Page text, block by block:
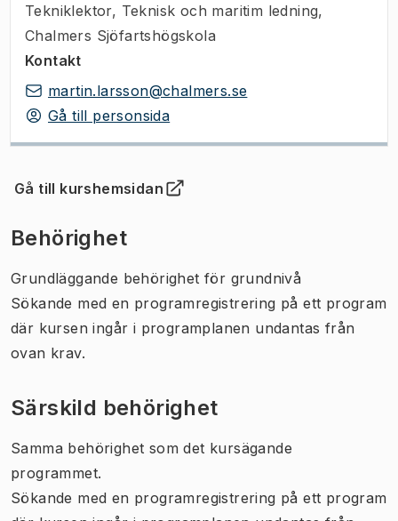
Tekniklektor, Teknisk och maritim ledning,
Chalmers Sjöfartshögskola
Kontakt
martin.larsson@chalmers.se
Gå till personsida
Gå till kurshemsidan
(Öppnas i ny flik)
Behörighet
Grundläggande behörighet för grundnivå
Sökande med en programregistrering på ett program
där kursen ingår i programplanen undantas från
ovan krav.
Särskild behörighet
Samma behörighet som det kursägande
programmet.
Sökande med en programregistrering på ett program